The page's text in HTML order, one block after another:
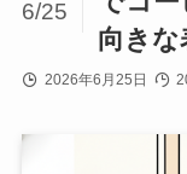
向きな
6/25
2026年6月25日